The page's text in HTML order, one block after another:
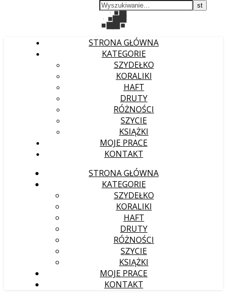
STRONA GŁÓWNA
KATEGORIE
SZYDEŁKO
KORALIKI
HAFT
DRUTY
RÓŻNOŚCI
SZYCIE
KSIĄŻKI
MOJE PRACE
KONTAKT
STRONA GŁÓWNA
KATEGORIE
SZYDEŁKO
KORALIKI
HAFT
DRUTY
RÓŻNOŚCI
SZYCIE
KSIĄŻKI
MOJE PRACE
KONTAKT